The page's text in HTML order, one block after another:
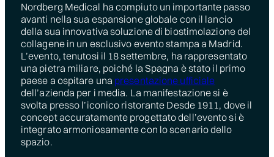
Nordberg Medical ha compiuto un importante passo
avanti nella sua espansione globale con il lancio
della sua innovativa soluzione di biostimolazione del
collagene in un esclusivo evento stampa a Madrid.
L’evento, tenutosi il 18 settembre, ha rappresentato
una pietra miliare, poiché la Spagna è stato il primo
paese a ospitare una presentazione ufficiale
dell’azienda per i media. La manifestazione si è
svolta presso l’iconico ristorante Desde 1911, dove il
concept accuratamente progettato dell’evento si è
integrato armoniosamente con lo scenario dello
spazio.